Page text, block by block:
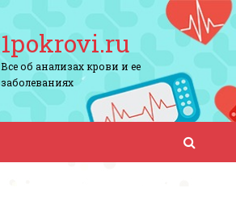
1pokrovi.ru
Все об анализах крови и ее
заболеваниях